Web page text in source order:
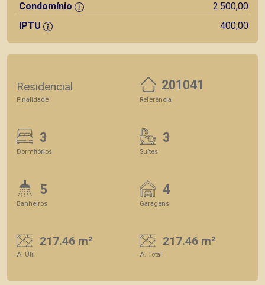
Condomínio
2.500,00
IPTU
400,00
Residencial
Finalidade
201041
Referência
3
Dormitórios
3
Suítes
5
Banheiros
4
Garagens
217.46 m²
A. Útil
217.46 m²
A. Total